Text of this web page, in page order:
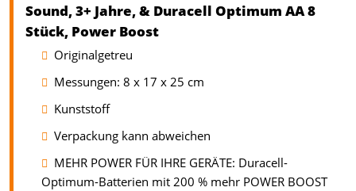
Sound, 3+ Jahre, & Duracell Optimum AA 8
Stück, Power Boost
Originalgetreu
Messungen: 8 x 17 x 25 cm
Kunststoff
Verpackung kann abweichen
MEHR POWER FÜR IHRE GERÄTE: Duracell-
Optimum-Batterien mit 200 % mehr POWER BOOST